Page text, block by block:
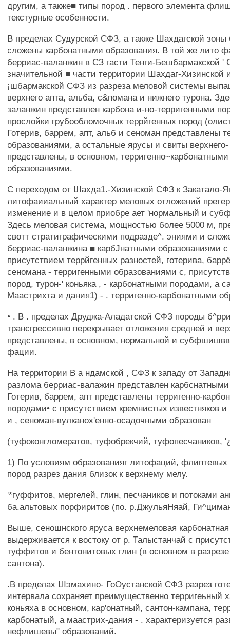
другим, а также■ типы пород . первого элемента
текстурные особенности.
В пределах Судурской СФЗ, а также Шахдагской зоны
сложены карбонатными образования. В той же лито
берриас-валанжин в СЗ гасти Тенги-Бешбармакской
значительной ■ части территории Шахдаг-Хизинской
¡шбармакской СФЗ из разреза меловой системы
верхнего апта, альба, с&помана и нижнего турона.
заланжин представлен карбона и-но-терригенными
прослойки грубообломочнык террйгенных пород
Готерив, баррем, апт, альб и сеноман представлены
образованиями, а остальные ярусы и свиты
представлены, в основном,
образованиями.
С переходом от Шахда1.-Хизинской СФЗ к
литофаииальный характер меловых отложений
изменение и в целом приобре ает 'нормальный и
Здесь меловая система, мощностью более 5000 м,
свотт стратиграфическими подразде^. эниями и
берриас-валанжина ■ кapбJнaтными образованиями
присутствием террйгенных разностей, готерива,
сеномана - терригенными образованиями с,
пород, турон-' коньяка , - карбонатными породами, а
Маастрихта и дания1) - . терригенно-карбонатными
• . В . пределах Друджа-Аладатской СФЗ породы
трансгрессивно перекрывает отложения средней и
представлены, в основном, нормальной и
фации.
На территории В а ндамской , СФЗ к западу от
разлома берриас-валажин представлен
Готерив, баррем, апт представлены терригенно-
породами• с присутствием кремнистых известняков
и , сеноман-вулканох'енно-осадочными образован
(туфоконгломератов, туфобрекчий, туфопесчаников,
1) По условиям образованияг литофаций, флиптевых
пород разрез дания близок к верхнему мелу.
'*гуффитов, мергелей, глин, песчаников и потоками
ба.альтовых порфиритов (по. р.ДжульяНяай,
Выше, сеношнского яруса верхнемеловая
выдерживается к востоку от р. Талыстанчай с
туффитов и бентонитовых глин (в основном в
сантона).
.В пределах Шэмахино- ГоОустанской СФЗ разрез
интервала сохраняет преимущественно терригеьный
коньяха в основном, кар'онатный, сантон-кампана,
карбонатый, а маастрих-дания - . характеризуется
нефлишевы" образований.